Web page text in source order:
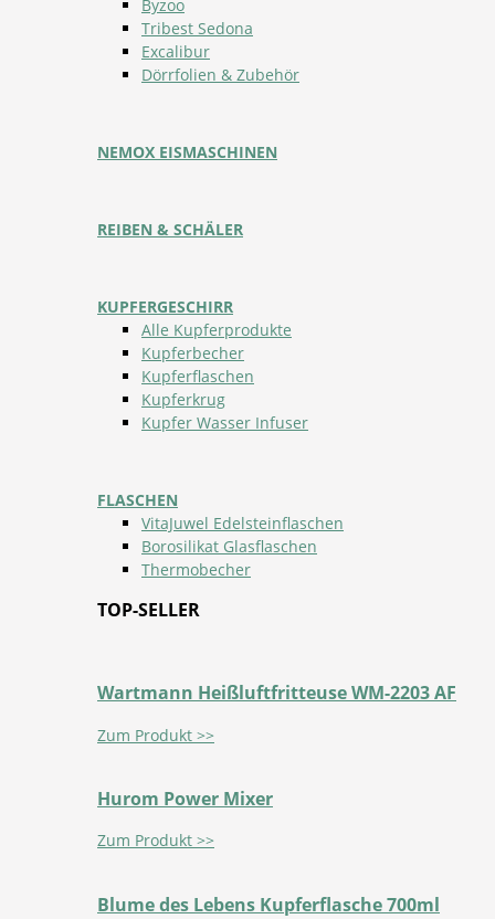
Byzoo
Tribest Sedona
Excalibur
Dörrfolien & Zubehör
NEMOX EISMASCHINEN
REIBEN & SCHÄLER
KUPFERGESCHIRR
Alle Kupferprodukte
Kupferbecher
Kupferflaschen
Kupferkrug
Kupfer Wasser Infuser
FLASCHEN
VitaJuwel Edelsteinflaschen
Borosilikat Glasflaschen
Thermobecher
TOP-SELLER
Wartmann Heißluftfritteuse WM-2203 AF
Zum Produkt >>
Hurom Power Mixer
Zum Produkt >>
Blume des Lebens Kupferflasche 700ml